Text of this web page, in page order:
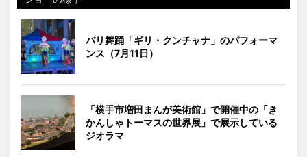
バリ舞踊「ギリ・クンチャナ」のパフォーマ
ンス（7月11日）
「横手市増田まんが美術館」で開催中の「き
かんしゃトーマスの世界展」で展示している
ジオラマ